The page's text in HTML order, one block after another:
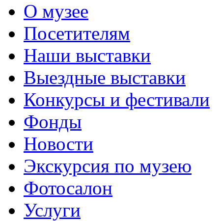
О музее
Посетителям
Наши выставки
Выездные выставки
Конкурсы и фестивали
Фонды
Новости
Экскурсия по музею
Фотосалон
Услуги